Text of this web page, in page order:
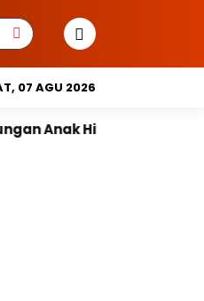
07 AGU 2026
Hingga Ruang Digital